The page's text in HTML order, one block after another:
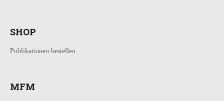
SHOP
Publikationen bestellen
MFM